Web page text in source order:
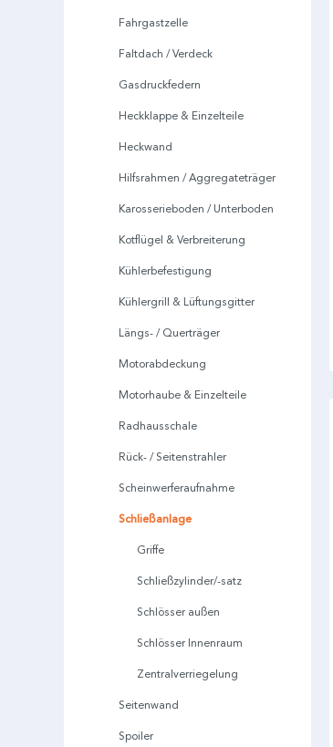
Fahrgastzelle
Faltdach / Verdeck
Gasdruckfedern
Heckklappe & Einzelteile
Heckwand
Hilfsrahmen / Aggregateträger
Karosserieboden / Unterboden
Kotflügel & Verbreiterung
Kühlerbefestigung
Kühlergrill & Lüftungsgitter
Längs- / Querträger
Motorabdeckung
Motorhaube & Einzelteile
Radhausschale
Rück- / Seitenstrahler
Scheinwerferaufnahme
Schließanlage
Griffe
Schließzylinder/-satz
Schlösser außen
Schlösser Innenraum
Zentralverriegelung
Seitenwand
Spoiler